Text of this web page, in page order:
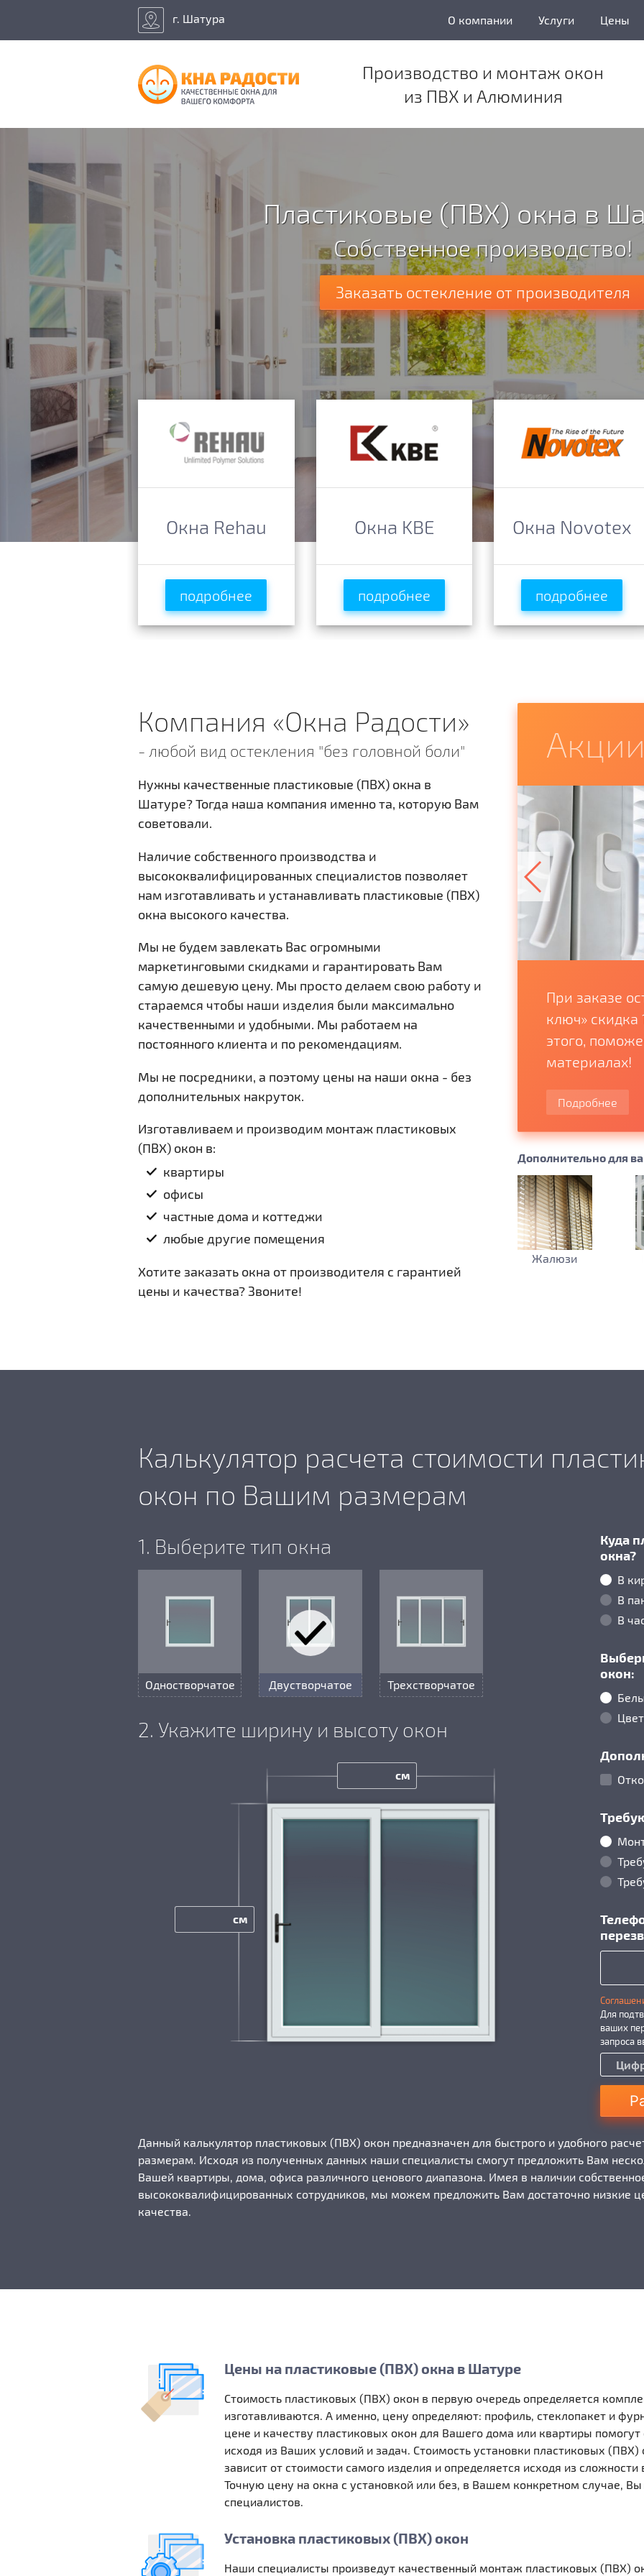
г. Шатура О компании Услуги Цены
Производство и монтаж окон
из ПВХ и Алюминия
Пластиковые (ПВХ) окна в
Собственное производство!
Заказать остекление от производителя
Окна Rehau
подробнее
Окна KBE
подробнее
Окна Novotex
подробнее
Rehau ACTION
60 мм
подробнее
Rehau BLITZ
NEW 60мм
подробнее
Rehau EURO-
Design 60 мм
Компания «Окна Радости»
- любой вид остекления "без головной боли"
Нужны качественные пластиковые (ПВХ) окна в
Шатуре? Тогда наша компания именно та, которую Вам
советовали.
Наличие собственного производства и
высококвалифицированных специалистов позволяет
нам изготавливать и устанавливать пластиковые (ПВХ)
окна высокого качества.
Мы не будем завлекать Вас огромными
маркетинговыми скидками и гарантировать Вам
самую дешевую цену. Мы просто делаем свою работу и
стараемся чтобы наши изделия были максимально
качественными и удобными. Мы работаем на
постоянного клиента и по рекомендациям.
Мы не посредники, а поэтому цены на наши окна - без
дополнительных накруток.
Изготавливаем и производим монтаж пластиковых
(ПВХ) окон в:
квартиры
офисы
частные дома и коттеджи
любые другие помещения
Хотите заказать окна от производителя с гарантией
цены и качества? Звоните!
Акции
Новые Окна к Новому году!
Оснастим Ваши окна
энергосберегающими и
Подробнее
При заказе
ключ» скидка
этого,
материалах!
Подробнее
Дополнительно для
Жалюзи
Калькулятор расчета стоимости
окон по Вашим размерам
1. Выберите тип окна
Одностворчатое Двустворчатое Трехстворчатое
2. Укажите ширину и высоту окон
см
см
Куда
окна?
В
В
В
окон:
Для
ваших
запроса
Данный калькулятор пластиковых (ПВХ) окон предназначен для быстрого и удобного
размерам. Исходя из полученных данных наши специалисты смогут предложить Вам
Вашей квартиры, дома, офиса различного ценового диапазона. Имея в наличии
высококвалифицированных сотрудников, мы можем предложить Вам достаточно низкие
качества.
Цены на пластиковые (ПВХ) окна в Шатуре
Стоимость пластиковых (ПВХ) окон в первую очередь определяется
изготавливаются. А именно, цену определяют: профиль, стеклопакет и
цене и качеству пластиковых окон для Вашего дома или квартиры
исходя из Ваших условий и задач. Стоимость установки пластиковых
зависит от стоимости самого изделия и определяется исходя из
Точную цену на окна с установкой или без, в Вашем конкретном случае,
специалистов.
Установка пластиковых (ПВХ) окон
Наши специалисты произведут качественный монтаж пластиковых (ПВХ)